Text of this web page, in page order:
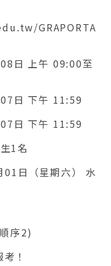
GRAPORTA
日 上午 09:00至
日 下午 11:59
日 下午 11:59
1名
日（星期六） 水
序2)
！